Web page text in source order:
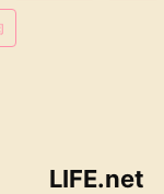
LIFE.net